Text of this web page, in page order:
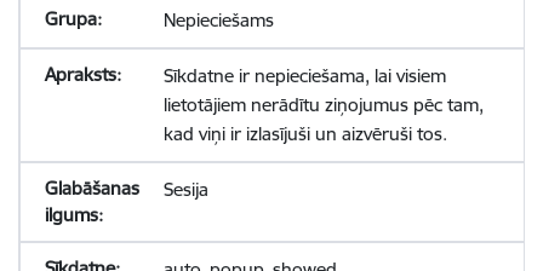
Nepieciešams
Sīkdatne ir nepieciešama, lai visiem
lietotājiem nerādītu ziņojumus pēc tam,
kad viņi ir izlasījuši un aizvēruši tos.
Sesija